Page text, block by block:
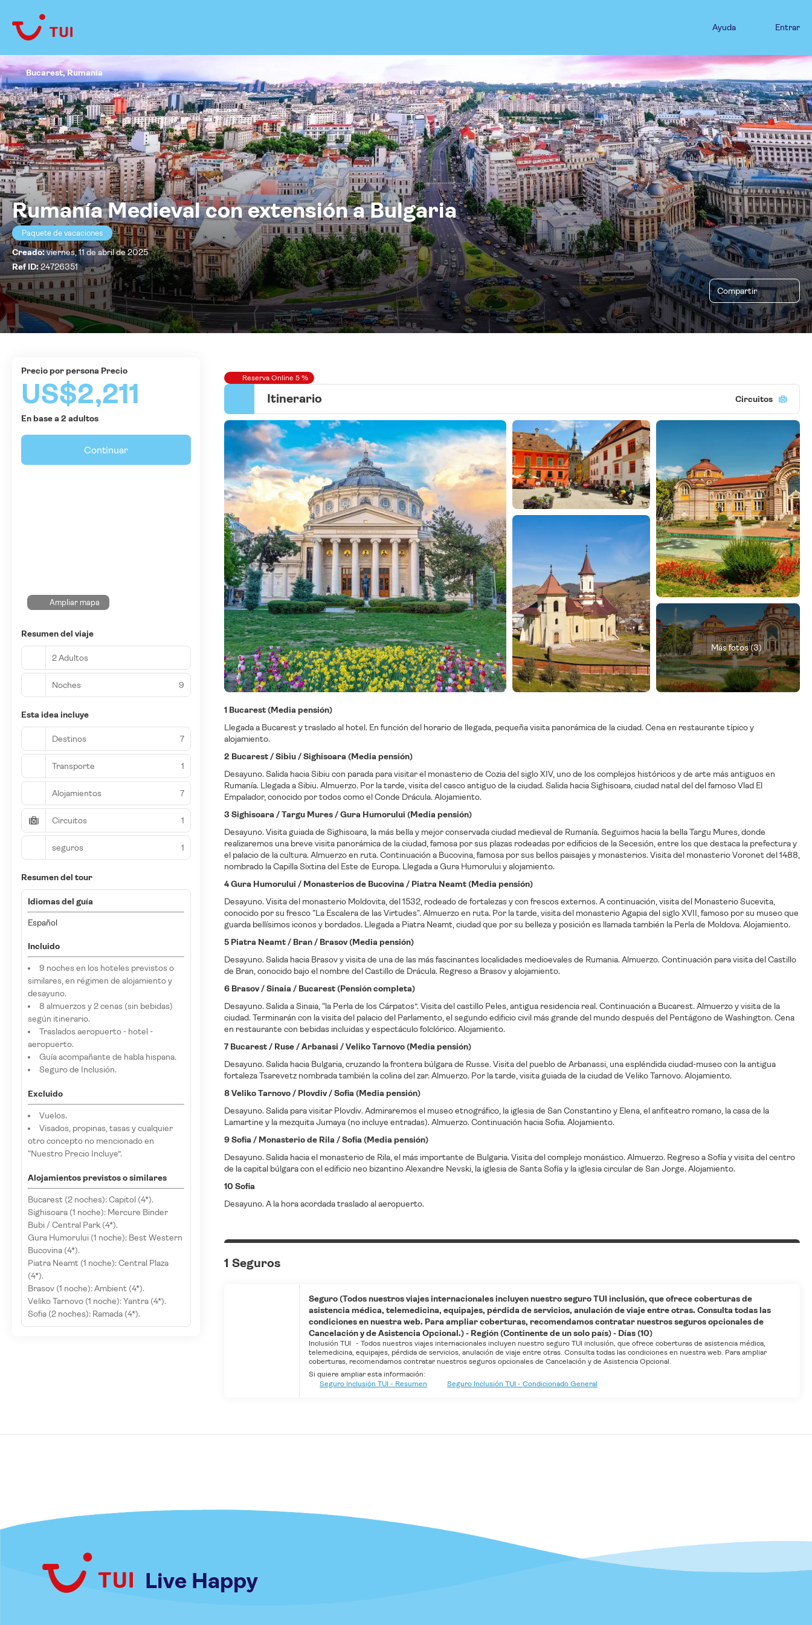
Ayuda Entrar
Rumanía Medieval con extensión a Bulgaria
Paquete de vacaciones
Creado:viernes, 11 de abril de 2025
Ref ID:24726351
Compartir
Bucarest, Rumanía
Reserva Online 5 %
Itinerario Circuitos
Más fotos (3)
1 Bucarest (Media pensión)
Llegada a Bucarest y traslado al hotel. En función del horario de llegada, pequeña visita panorámica de la ciudad. Cena en restaurante típico y
alojamiento.
2 Bucarest / Sibiu / Sighisoara (Media pensión)
Desayuno. Salida hacia Sibiu con parada para visitar el monasterio de Cozia del siglo XIV, uno de los complejos históricos y de arte más antiguos en
Rumanía. Llegada a Sibiu. Almuerzo. Por la tarde, visita del casco antiguo de la ciudad. Salida hacia Sighisoara, ciudad natal del del famoso Vlad El
Empalador, conocido por todos como el Conde Drácula. Alojamiento.
3 Sighisoara / Targu Mures / Gura Humorului (Media pensión)
Desayuno. Visita guiada de Sighisoara, la más bella y mejor conservada ciudad medieval de Rumanía. Seguimos hacia la bella Targu Mures, donde
realizaremos una breve visita panorámica de la ciudad, famosa por sus plazas rodeadas por edificios de la Secesión, entre los que destaca la prefectura y
el palacio de la cultura. Almuerzo en ruta. Continuación a Bucovina, famosa por sus bellos paisajes y monasterios. Visita del monasterio Voronet del 1488,
nombrado la Capilla Sixtina del Este de Europa. Llegada a Gura Humorului y alojamiento.
4 Gura Humorului / Monasterios de Bucovina / Piatra Neamt (Media pensión)
Desayuno. Visita del monasterio Moldovita, del 1532, rodeado de fortalezas y con frescos externos. A continuación, visita del Monasterio Sucevita,
conocido por su fresco "La Escalera de las Virtudes". Almuerzo en ruta. Por la tarde, visita del monasterio Agapia del siglo XVII, famoso por su museo que
guarda bellísimos iconos y bordados. Llegada a Piatra Neamt, ciudad que por su belleza y posición es llamada también la Perla de Moldova. Alojamiento.
5 Piatra Neamt / Bran / Brasov (Media pensión)
Desayuno. Salida hacia Brasov y visita de una de las más fascinantes localidades medioevales de Rumania. Almuerzo. Continuación para visita del Castillo
de Bran, conocido bajo el nombre del Castillo de Drácula. Regreso a Brasov y alojamiento.
6 Brasov / Sinaia / Bucarest (Pensión completa)
Desayuno. Salida a Sinaia, “la Perla de los Cárpatos”. Visita del castillo Peles, antigua residencia real. Continuación a Bucarest. Almuerzo y visita de la
ciudad. Terminarán con la visita del palacio del Parlamento, el segundo edificio civil más grande del mundo después del Pentágono de Washington. Cena
en restaurante con bebidas incluidas y espectáculo folclórico. Alojamiento.
7 Bucarest / Ruse / Arbanasi / Veliko Tarnovo (Media pensión)
Desayuno. Salida hacia Bulgaria, cruzando la frontera búlgara de Russe. Visita del pueblo de Arbanassi, una espléndida ciudad-museo con la antigua
fortaleza Tsarevetz nombrada también la colina del zar. Almuerzo. Por la tarde, visita guiada de la ciudad de Veliko Tarnovo. Alojamiento.
8 Veliko Tarnovo / Plovdiv / Sofia (Media pensión)
Desayuno. Salida para visitar Plovdiv. Admiraremos el museo etnográfico, la iglesia de San Constantino y Elena, el anfiteatro romano, la casa de la
Lamartine y la mezquita Jumaya (no incluye entradas). Almuerzo. Continuación hacia Sofia. Alojamiento.
9 Sofia / Monasterio de Rila / Sofia (Media pensión)
Desayuno. Salida hacia el monasterio de Rila, el más importante de Bulgaria. Visita del complejo monástico. Almuerzo. Regreso a Sofía y visita del centro
de la capital búlgara con el edificio neo bizantino Alexandre Nevski, la iglesia de Santa Sofía y la iglesia circular de San Jorge. Alojamiento.
10 Sofia
Desayuno. A la hora acordada traslado al aeropuerto.
1 Seguros
Seguro (Todos nuestros viajes internacionales incluyen nuestro seguro TUI inclusión, que ofrece coberturas de
asistencia médica, telemedicina, equipajes, pérdida de servicios, anulación de viaje entre otras. Consulta todas las
condiciones en nuestra web. Para ampliar coberturas, recomendamos contratar nuestros seguros opcionales de
Cancelación y de Asistencia Opcional.) - Región (Continente de un solo país) - Días (10)
Inclusión TUI - Todos nuestros viajes internacionales incluyen nuestro seguro TUI inclusión, que ofrece coberturas de asistencia médica,
telemedicina, equipajes, pérdida de servicios, anulación de viaje entre otras. Consulta todas las condiciones en nuestra web. Para ampliar
coberturas, recomendamos contratar nuestros seguros opcionales de Cancelación y de Asistencia Opcional.
Si quiere ampliar esta información:
Seguro Inclusión TUI - Resumen
Seguro Inclusión TUI - Condicionado General
precio por persona Precio
US$2,211
En base a 2 adultos
Continuar
Ampliar mapa
Resumen del viaje
2 Adultos
Noches 9
Esta idea incluye
Destinos 7
Transporte 1
Alojamientos 7
Circuitos 1
seguros 1
Resumen del tour
Idiomas del guía
Español
Incluido
9 noches en los hoteles previstos o
similares, en régimen de alojamiento y
desayuno.
8 almuerzos y 2 cenas (sin bebidas)
según itinerario.
Traslados aeropuerto - hotel -
aeropuerto.
Guía acompañante de habla hispana.
Seguro de Inclusión.
Excluido
Vuelos.
Visados, propinas, tasas y cualquier
otro concepto no mencionado en
“Nuestro Precio Incluye”.
Alojamientos previstos o similares
Bucarest (2 noches): Capitol (4*).
Sighisoara (1 noche): Mercure Binder
Bubi / Central Park (4*).
Gura Humorului (1 noche): Best Western
Bucovina (4*).
Piatra Neamt (1 noche): Central Plaza
(4*).
Brasov (1 noche): Ambient (4*).
Veliko Tarnovo (1 noche): Yantra (4*).
Sofia (2 noches): Ramada (4*).
Live Happy